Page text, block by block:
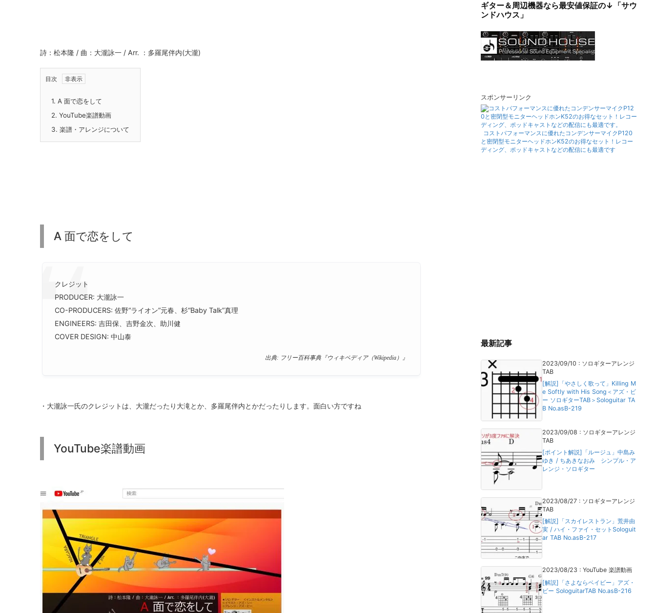
詩：松本隆 / 曲：大瀧詠一 / Arr. ：多羅尾伴内(大瀧)
目次
1. A 面で恋をして
2. YouTube楽譜動画
3. 楽譜・アレンジについて
A 面で恋をして
クレジット
PRODUCER: 大瀧詠一
CO-PRODUCERS: 佐野“ライオン”元春、杉“Baby Talk”真理
ENGINEERS: 吉田保、吉野金次、助川健
COVER DESIGN: 中山泰
出典: フリー百科事典『ウィキペディア（Wikipedia）』
・大瀧詠一氏のクレジットは、大瀧だったり大滝とか、多羅尾伴内とかだったりします。面白い方ですね
YouTube楽譜動画
ギター＆周辺機器なら最安値保証の↓「サウ
ンドハウス」
スポンサーリンク
コストパフォーマンスに優れたコンデンサーマイクP120
と密閉型モニターヘッドホンK52のお得なセット！レコー
ディング、ポッドキャストなどの配信にも最適です
最新記事
2023/09/10 : ソロギターアレンジ
TAB
[解説]「やさしく歌って」Killing M
e Softly with His Song＜アズ・ビ
ー ソロギターTAB＞Sologuitar TA
B No.asB-219
2023/09/08 : ソロギターアレンジ
TAB
[ポイント解説]「ルージュ」中島み
ゆき / ちあきなおみ シンプル・ア
レンジ・ソロギター
2023/08/27 : ソロギターアレンジ
TAB
[解説]「スカイレストラン」荒井由
実 / ハイ・ファイ・セットSologuit
ar TAB No.asB-217
2023/08/23 : YouTube 楽譜動画
[解説]「さよならベイビー」アズ・
ビー SologuitarTAB No.asB-216